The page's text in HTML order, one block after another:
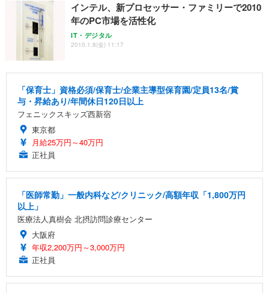
インテル、新プロセッサー・ファミリーで2010
年のPC市場を活性化
IT・デジタル
2010.1.8(金) 11:17
「保育士」資格必須/保育士/企業主導型保育園/定員13名/賞
与・昇給あり/年間休日120日以上
フェニックスキッズ西新宿
東京都
月給25万円～40万円
正社員
「医師常勤」一般内科など/クリニック/高額年収「1,800万円
以上」
医療法人真樹会 北摂訪問診療センター
大阪府
年収2,200万円～3,000万円
正社員